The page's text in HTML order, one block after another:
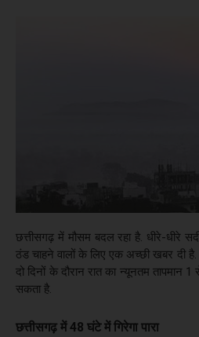
छत्तीसगढ़ में मौसम बदल रहा है. धीरे-धीरे
ठंड चाहने वालों के लिए एक अच्छी खबर दी
दो दिनों के दौरान रात का न्यूनतम तापमान
सकता है.
छत्तीसगढ़ में 48 घंटे में गिरेगा पारा